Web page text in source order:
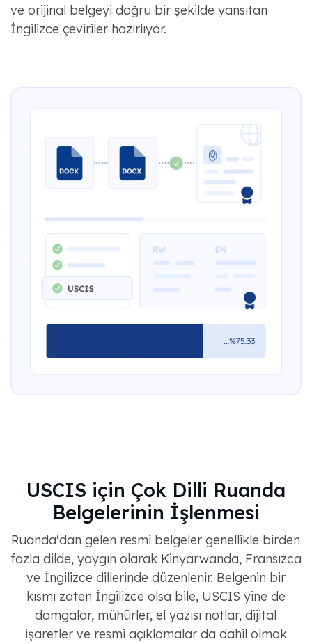
ve orijinal belgeyi doğru bir şekilde yansıtan
İngilizce çeviriler hazırlıyor.
USCIS için Çok Dilli Ruanda
Belgelerinin İşlenmesi
Ruanda'dan gelen resmi belgeler genellikle birden
fazla dilde, yaygın olarak Kinyarwanda, Fransızca
ve İngilizce dillerinde düzenlenir. Belgenin bir
kısmı zaten İngilizce olsa bile, USCIS yine de
damgalar, mühürler, el yazısı notlar, dijital
işaretler ve resmi açıklamalar da dahil olmak